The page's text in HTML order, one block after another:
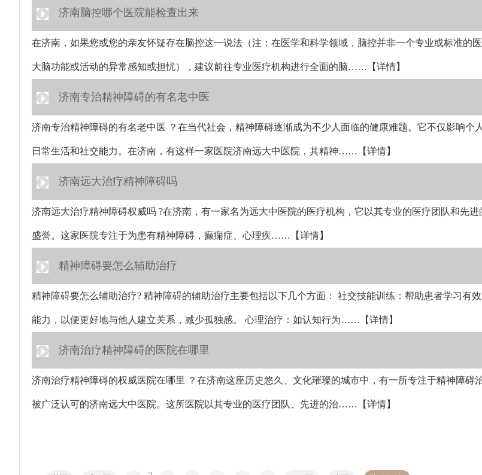
济南脑控哪个医院能检查出来
在济南，如果您或您的亲友怀疑存在脑控这一说法（注：在医学和科学领域，脑控并非一个专业或标准的
大脑功能或活动的异常感知或担忧），建议前往专业医疗机构进行全面的脑……【详情】
济南专治精神障碍的有名老中医
济南专治精神障碍的有名老中医 ？在当代社会，精神障碍逐渐成为不少人面临的健康难题。它不仅影响个
日常生活和社交能力。在济南，有这样一家医院济南远大中医院，其精神……【详情】
济南远大治疗精神障碍吗
济南远大治疗精神障碍权威吗 ?在济南，有一家名为远大中医院的医疗机构，它以其专业的医疗团队和先
盛誉。这家医院专注于为患有精神障碍，癫痫症、心理疾……【详情】
精神障碍要怎么辅助治疗
精神障碍要怎么辅助治疗? 精神障碍的辅助治疗主要包括以下几个方面： 社交技能训练：帮助患者学习有
能力，以便更好地与他人建立关系，减少孤独感。 心理治疗：如认知行为……【详情】
济南治疗精神障碍的医院在哪里
济南治疗精神障碍的权威医院在哪里 ？在济南这座历史悠久、文化璀璨的城市中，有一所专注于精神障碍
被广泛认可的济南远大中医院。这所医院以其专业的医疗团队、先进的治……【详情】